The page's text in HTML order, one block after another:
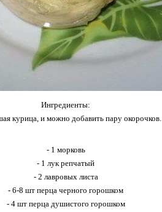
Ингредиенты:
курица, и можно добавить пару окорочков.
- 1 морковь
- 1 лук репчатый
- 2 лавровых листа
- 6-8 шт перца черного горошком
- 4 шт перца душистого горошком